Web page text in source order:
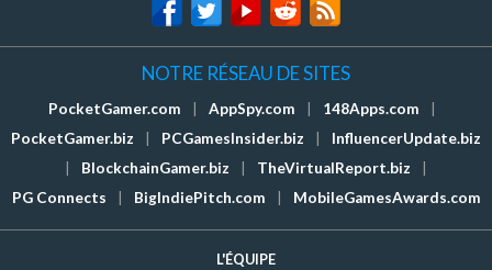
NOTRE RÉSEAU DE SITES
PocketGamer.com AppSpy.com 148Apps.com
PocketGamer.biz
PCGamesInsider.biz
InfluencerUpdate.biz
BlockchainGamer.biz TheVirtualReport.biz
PG Connects
BigIndiePitch.com MobileGamesAwards.com
L'ÉQUIPE